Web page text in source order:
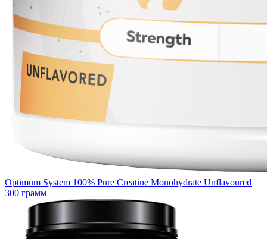
Optimum System 100% Pure Creatine Monohydrate Unflavoured
300 грамм